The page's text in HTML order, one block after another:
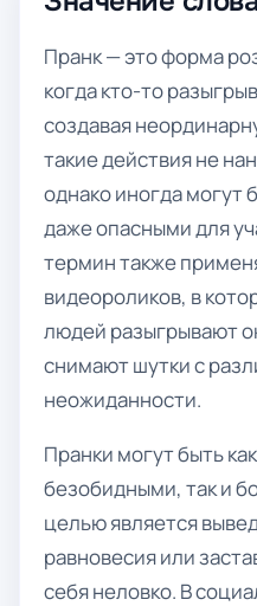
Пранк — это форма
когда кто-то
создавая
такие действия не
однако иногда могут
даже опасными для
термин также
видеороликов, в
людей разыгрывают
снимают шутки с
неожиданности.
Пранки могут быть
безобидными, так и
целью является
равновесия или
себя неловко. В